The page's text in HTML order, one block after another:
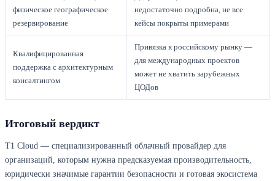
физическое географическое
резервирование
недостаточно подробна, не все
кейсы покрыты примерами
Квалифицированная
поддержка с архитектурным
консалтингом
Привязка к российскому рынку —
для международных проектов
может не хватить зарубежных
ЦОДов
Итоговый вердикт
T1 Cloud — специализированный облачный провайдер для
организаций, которым нужна предсказуемая производительность,
юридически значимые гарантии безопасности и готовая экосистема